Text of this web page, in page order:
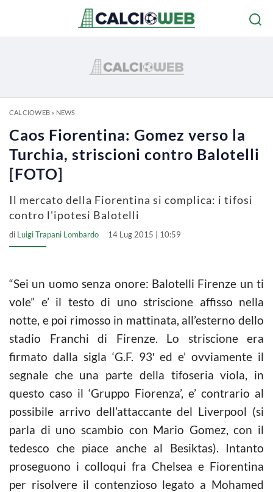
CALCIOWEB» NEWS
Caos Fiorentina: Gomez verso la
Turchia, striscioni contro Balotelli
[FOTO]
Il mercato della Fiorentina si complica: i tifosi
contro l'ipotesi Balotelli
di Luigi Trapani Lombardo 14 Lug 2015 | 10:59
“Sei un uomo senza onore: Balotelli Firenze un ti
vole” e’ il testo di uno striscione affisso nella
notte, e poi rimosso in mattinata, all’esterno dello
stadio Franchi di Firenze. Lo striscione era
firmato dalla sigla ‘G.F. 93′ ed e’ ovviamente il
segnale che una parte della tifoseria viola, in
questo caso il ‘Gruppo Fiorenza’, e’ contrario al
possibile arrivo dell’attaccante del Liverpool (si
parla di uno scambio con Mario Gomez, con il
tedesco che piace anche al Besiktas). Intanto
proseguono i colloqui fra Chelsea e Fiorentina
per risolvere il contenzioso legato a Mohamed